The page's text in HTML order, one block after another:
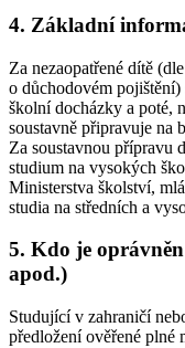
4. Základní
Za nezaopatřené dítě
o důchodovém
školní docházky a poté,
soustavně připravuje na
Za soustavnou přípravu
studium na vysokých
Ministerstva školství,
studia na středních a
5. Kdo je
apod.)
Studující v zahraničí
předložení ověřené plné